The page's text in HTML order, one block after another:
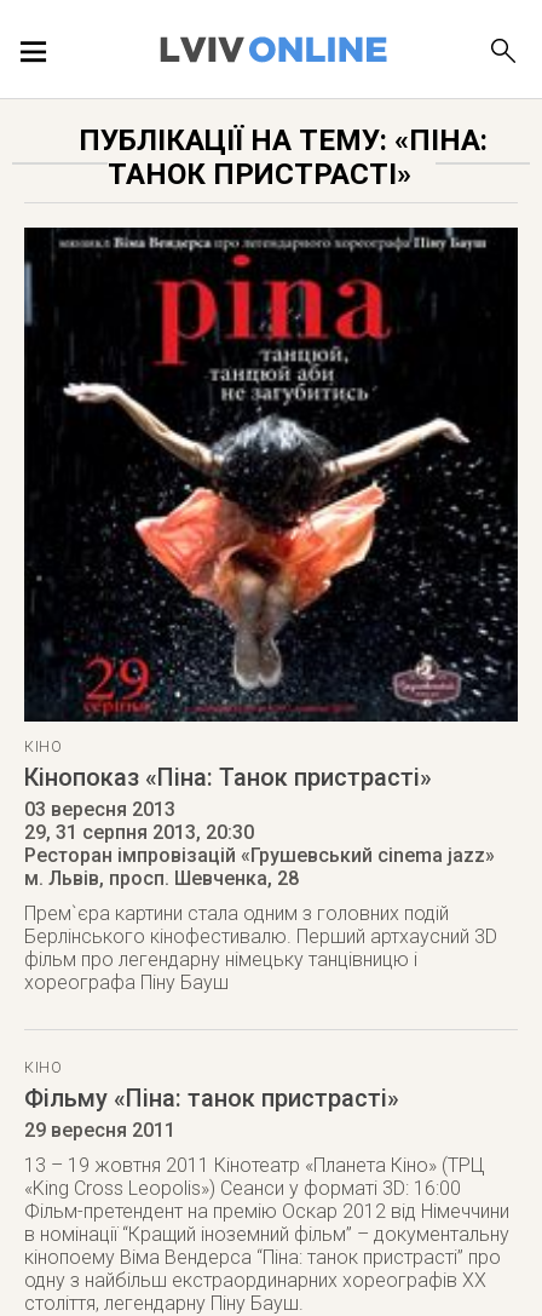
ЛОКАЦІЇ
ДОВІДКА
ПУБЛІКАЦІЇ НА ТЕМУ: «ПІНА:
ТАНОК ПРИСТРАСТІ»
КІНО
Кінопоказ «Піна: Танок пристрасті»
03 вересня 2013
29, 31 серпня 2013, 20:30
Ресторан імпровізацій «Грушевський cinema jazz»
м. Львів, просп. Шевченка, 28
Прем`єра картини стала одним з головних подій
Берлінського кінофестивалю. Перший артхаусний 3D
фільм про легендарну німецьку танцівницю і
хореографа Піну Бауш
КІНО
Фільму «Піна: танок пристрасті»
29 вересня 2011
13 – 19 жовтня 2011 Кінотеатр «Планета Кіно» (ТРЦ
«King Cross Leopolis») Сеанси у форматі 3D: 16:00
Фільм-претендент на премію Оскар 2012 від Німеччини
в номінації “Кращий іноземний фільм” – документальну
кінопоему Віма Вендерса “Піна: танок пристрасті” про
одну з найбільш екстраординарних хореографів ХХ
століття, легендарну Піну Бауш.